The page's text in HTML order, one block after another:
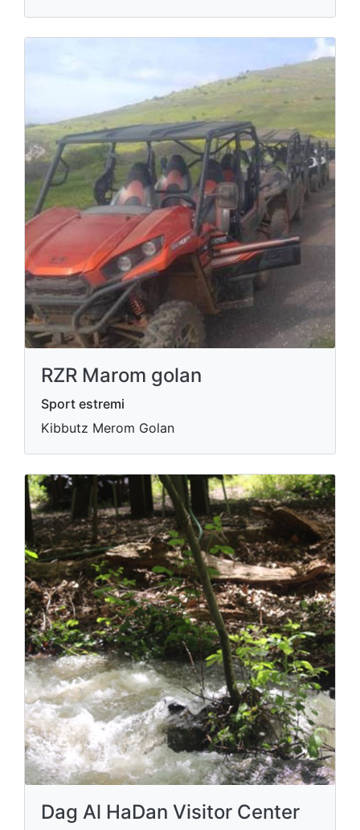
RZR Marom golan
Sport estremi
Kibbutz Merom Golan
Dag Al HaDan Visitor Center